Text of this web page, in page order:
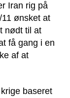
Iran rig på
ønsket at
nødt til at
få gang i en
af at
baseret